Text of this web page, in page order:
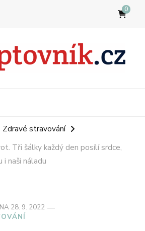
0
Zdravé stravování
Tři šálky každý den posílí srdce,
i naši náladu
28. 9. 2022